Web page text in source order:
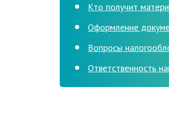
Кто получит
Оформление
Вопросы
Ответственность